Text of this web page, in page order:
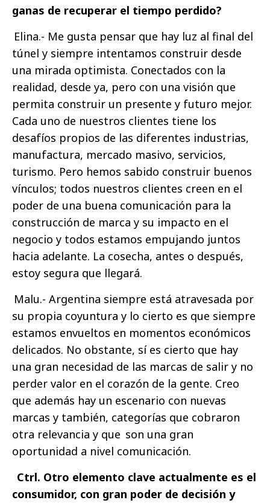
ganas de recuperar el tiempo perdido?
Elina.- Me gusta pensar que hay luz al final del
túnel y siempre intentamos construir desde
una mirada optimista. Conectados con la
realidad, desde ya, pero con una visión que
permita construir un presente y futuro mejor.
Cada uno de nuestros clientes tiene los
desafíos propios de las diferentes industrias,
manufactura, mercado masivo, servicios,
turismo. Pero hemos sabido construir buenos
vínculos; todos nuestros clientes creen en el
poder de una buena comunicación para la
construcción de marca y su impacto en el
negocio y todos estamos empujando juntos
hacia adelante. La cosecha, antes o después,
estoy segura que llegará.
Malu.- Argentina siempre está atravesada por
su propia coyuntura y lo cierto es que siempre
estamos envueltos en momentos económicos
delicados. No obstante, sí es cierto que hay
una gran necesidad de las marcas de salir y no
perder valor en el corazón de la gente. Creo
que además hay un escenario con nuevas
marcas y también, categorías que cobraron
otra relevancia y que son una gran
oportunidad a nivel comunicación.
Ctrl. Otro elemento clave actualmente es el
consumidor, con gran poder de decisión y